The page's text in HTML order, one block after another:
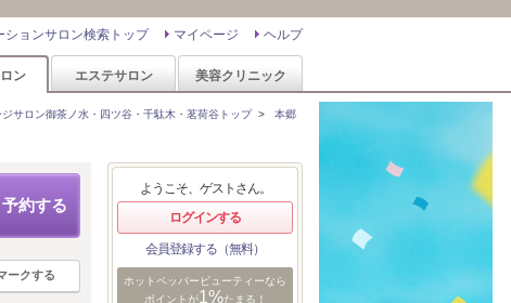
ヘルプ
マイページ
ションサロン検索トップ
ン エステサロン 美容クリニック
サロン御茶ノ水・四ツ谷・千駄木・茗荷谷トップ> 本郷
約する
ークする
ようこそ、ゲストさん。
ログインする
会員登録する（無料）
ホットペッパービューティーなら
ポイントが1%たまる！